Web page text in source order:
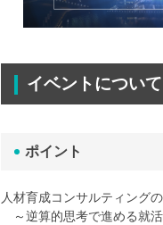
イベントについて
ポイント
人材育成コンサルティング
～逆算的思考で進める就